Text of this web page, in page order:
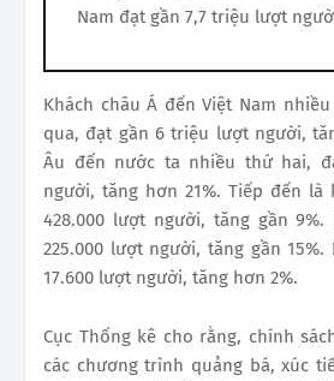
Nam đạt gần 7,7 triệu lượt
Khách châu Á đến Việt Nam
qua, đạt gần 6 triệu lượt người,
Âu đến nước ta nhiều thứ hai,
người, tăng hơn 21%. Tiếp đến là
428.000 lượt người, tăng gần 9%.
225.000 lượt người, tăng gần
17.600 lượt người, tăng hơn 2%.
Cục Thống kê cho rằng, chính
các chương trình quảng bá, xúc